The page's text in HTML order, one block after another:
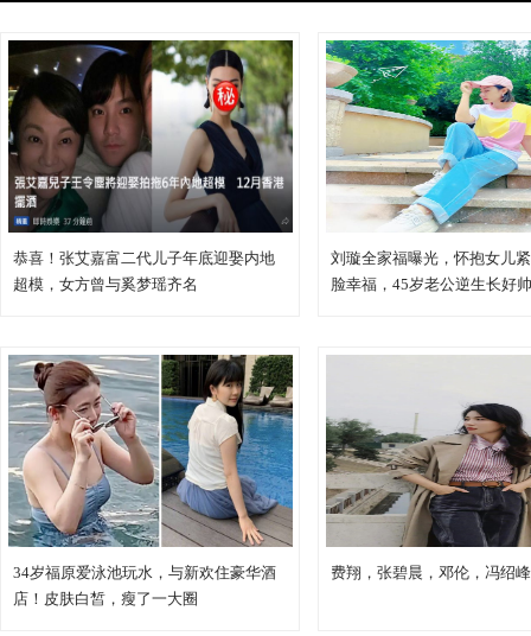
恭喜！张艾嘉富二代儿子年底迎娶内地
超模，女方曾与奚梦瑶齐名
刘璇全家福曝光，怀抱女儿
脸幸福，45岁老公逆生长好帅
34岁福原爱泳池玩水，与新欢住豪华酒
店！皮肤白皙，瘦了一大圈
费翔，张碧晨，邓伦，冯绍